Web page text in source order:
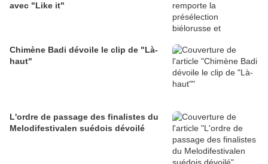
avec "Like it"
Chimène Badi dévoile le clip de "Là-
haut"
L'ordre de passage des finalistes du
Melodifestivalen suédois dévoilé